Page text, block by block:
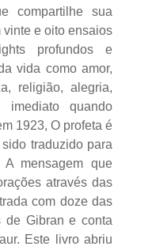
compartilhe sua
vinte e oito ensaios
profundos e
vida como amor,
religião, alegria,
imediato quando
1923, O profeta é
traduzido para
mensagem que
através das
com doze das
de Gibran e conta
Este livro abriu